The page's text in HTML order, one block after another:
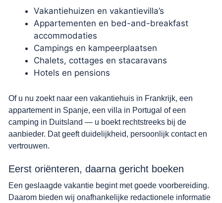
Vakantiehuizen en vakantievilla’s
Appartementen en bed-and-breakfast
accommodaties
Campings en kampeerplaatsen
Chalets, cottages en stacaravans
Hotels en pensions
Of u nu zoekt naar een vakantiehuis in Frankrijk, een
appartement in Spanje, een villa in Portugal of een
camping in Duitsland — u boekt rechtstreeks bij de
aanbieder. Dat geeft duidelijkheid, persoonlijk contact en
vertrouwen.
Eerst oriënteren, daarna gericht boeken
Een geslaagde vakantie begint met goede voorbereiding.
Daarom bieden wij onafhankelijke redactionele informatie